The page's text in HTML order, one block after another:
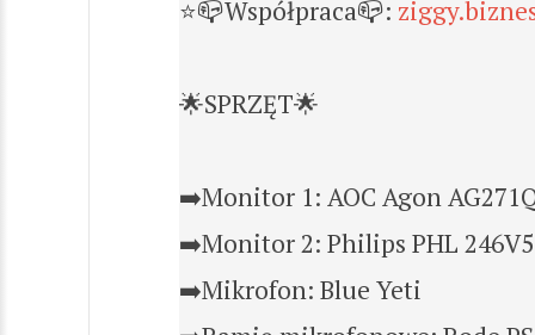
⭐📪Współpraca📪:
🌟SPRZĘT🌟
➡️Monitor 1: AOC Agon
➡️Monitor 2: Philips PHL 246V5
➡️Mikrofon: Blue Yeti